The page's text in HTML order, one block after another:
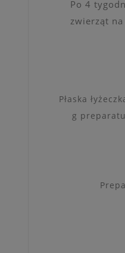
Po 4
zwierząt
Płaska
g